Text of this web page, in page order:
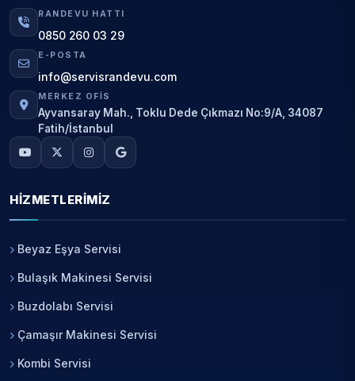
RANDEVU HATTI
0850 260 03 29
E-POSTA
info@servisrandevu.com
MERKEZ OFIS
Ayvansaray Mah., Toklu Dede Çıkmazı No:9/A, 34087
Fatih/İstanbul
HIZMETLERIMIZ
Beyaz Eşya Servisi
Bulaşık Makinesi Servisi
Buzdolabı Servisi
Çamaşır Makinesi Servisi
Kombi Servisi